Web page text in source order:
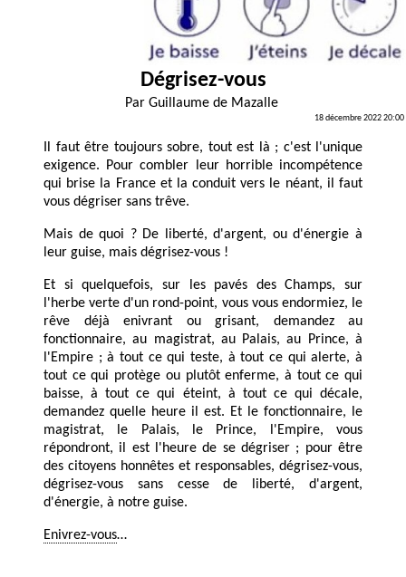
Dégrisez-vous
Par Guillaume de Mazalle
18 décembre 2022 20:00
Il faut être toujours sobre, tout est là ; c'est l'unique
exigence. Pour combler leur horrible incompétence
qui brise la France et la conduit vers le néant, il faut
vous dégriser sans trêve.
Mais de quoi ? De liberté, d'argent, ou d'énergie à
leur guise, mais dégrisez-vous !
Et si quelquefois, sur les pavés des Champs, sur
l'herbe verte d'un rond-point, vous vous endormiez, le
rêve déjà enivrant ou grisant, demandez au
fonctionnaire, au magistrat, au Palais, au Prince, à
l'Empire ; à tout ce qui teste, à tout ce qui alerte, à
tout ce qui protège ou plutôt enferme, à tout ce qui
baisse, à tout ce qui éteint, à tout ce qui décale,
demandez quelle heure il est. Et le fonctionnaire, le
magistrat, le Palais, le Prince, l'Empire, vous
répondront, il est l'heure de se dégriser ; pour être
des citoyens honnêtes et responsables, dégrisez-vous,
dégrisez-vous sans cesse de liberté, d'argent,
d'énergie, à notre guise.
Enivrez-vous…